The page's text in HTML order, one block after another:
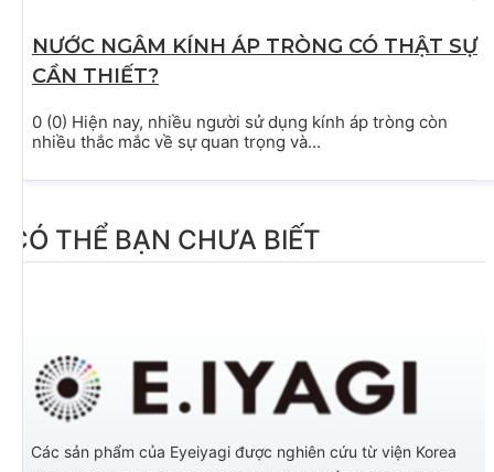
NƯỚC NGÂM KÍNH ÁP TRÒNG CÓ THẬT SỰ
CẦN THIẾT?
0 (0) Hiện nay, nhiều người sử dụng kính áp tròng còn
nhiều thắc mắc về sự quan trọng và...
CÓ THỂ BẠN CHƯA BIẾT
Các sản phẩm của Eyeiyagi được nghiên cứu từ viện Korea